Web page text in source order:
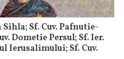
Sihla; Sf. Cuv. Pafnutie-
Dometie Persul; Sf. Ier.
Ierusalimului; Sf. Cuv.